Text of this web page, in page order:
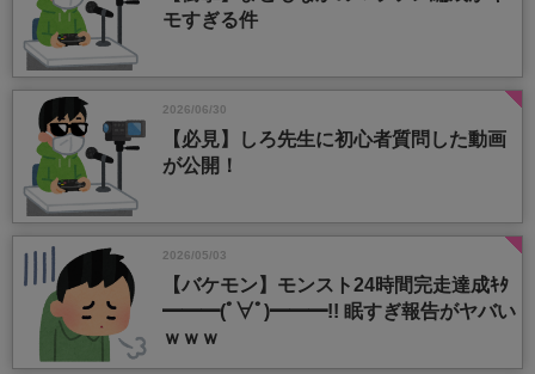
モすぎる件
2026/06/30
【必見】しろ先生に初心者質問した動画
が公開！
2026/05/03
【バケモン】モンスト24時間完走達成ｷﾀ
━━━(ﾟ∀ﾟ)━━━!! 眠すぎ報告がヤバい
ｗｗｗ